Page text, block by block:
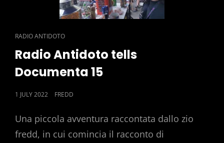
CAT
LINKS
RADIO ANTIDOTO
Radio Antidoto tells
Documenta 15
POSTED
1 JULY 2022 FREDD
Una piccola avventura raccontata dallo zio
fredd, in cui comincia il racconto di